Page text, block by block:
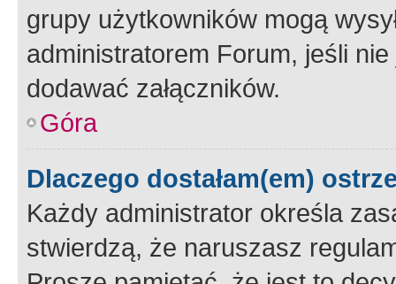
grupy użytkowników mogą
administratorem Forum, jeśli
dodawać załączników.
Góra
Dlaczego dostałam(em)
Każdy administrator określa
stwierdzą, że naruszasz